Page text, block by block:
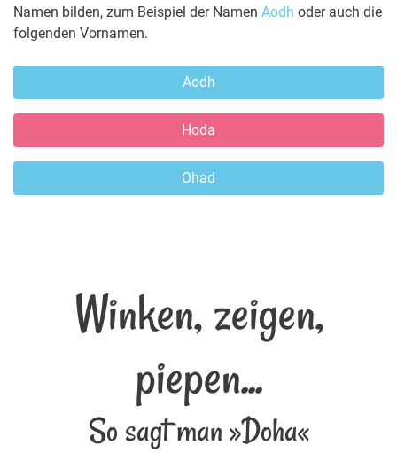
Namen bilden, zum Beispiel der Namen Aodh oder auch die
folgenden Vornamen.
Aodh
Hoda
Ohad
Winken, zeigen,
piepen...
So sagt man »Doha«